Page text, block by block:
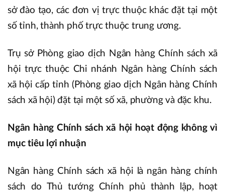
sở đào tạo, các đơn vị trực thuộc khác đặt tại một
số tỉnh, thành phố trực thuộc trung ương.
Trụ sở Phòng giao dịch Ngân hàng Chính sách xã
hội trực thuộc Chi nhánh Ngân hàng Chính sách
xã hội cấp tỉnh (Phòng giao dịch Ngân hàng Chính
sách xã hội) đặt tại một số xã, phường và đặc khu.
Ngân hàng Chính sách xã hội hoạt động không vì
mục tiêu lợi nhuận
Ngân hàng Chính sách xã hội là ngân hàng chính
sách do Thủ tướng Chính phủ thành lập, hoạt